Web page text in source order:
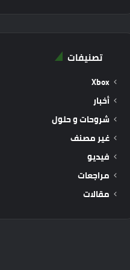
تصنيفات
Xbox
أخبار
شروحات و حلول
غير مصنف
فيديو
مراجعات
مقالات